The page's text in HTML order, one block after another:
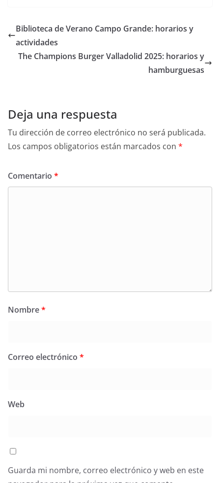
s
A
p
e
b
o
er p
tir
Biblioteca de Verano Campo Grande: horarios y
actividades
The Champions Burger Valladolid 2025: horarios y
hamburguesas
Deja una respuesta
Tu dirección de correo electrónico no será publicada.
Los campos obligatorios están marcados con *
Comentario *
Nombre*
Correo electrónico *
Web
Guarda mi nombre, correo electrónico y web en este